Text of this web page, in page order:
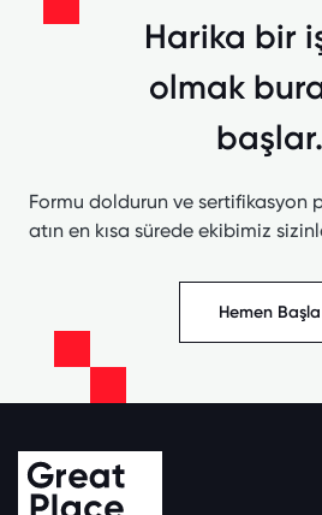
Harika bir
olmak
başlar.
Formu doldurun ve sertifikasyon
atın en kısa sürede ekibimiz
Hemen Başla